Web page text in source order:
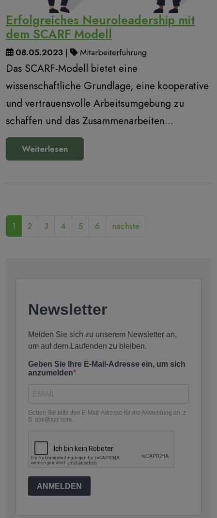
Erfolgreiches Neuroleadership mit
dem SCARF Modell
08.05.2023 | Mitarbeiterführung
Das SCARF-Modell bietet eine
wissenschaftliche Grundlage, eine kooperative
und vertrauensvolle Arbeitsumgebung zu
schaffen und das Zusammenarbeiten…
Weiterlesen
1 2 3 4 5 6 nächste